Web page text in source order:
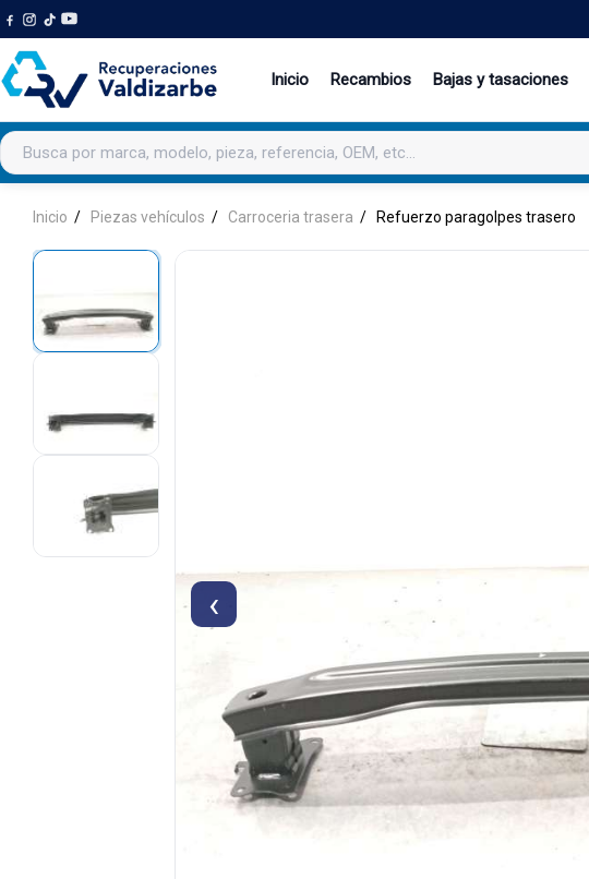
Inicio Recambios Bajas y tasaciones
Buscar productos
Inicio Piezas vehículos Carroceria trasera Refuerzo paragolpes trasero
‹